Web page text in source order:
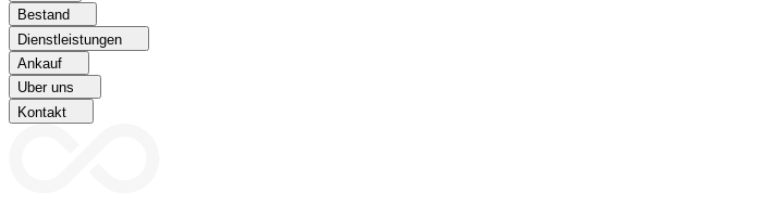
Bestand
Dienstleistungen
Ankauf
Uber uns
Kontakt